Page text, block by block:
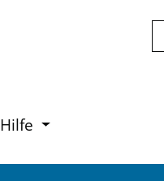
Hilfe